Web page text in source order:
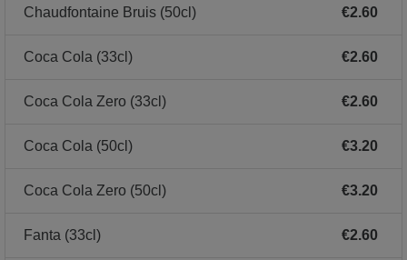
Chaudfontaine Bruis (50cl) €2.60
Coca Cola (33cl) €2.60
Coca Cola Zero (33cl) €2.60
Coca Cola (50cl) €3.20
Coca Cola Zero (50cl) €3.20
Fanta (33cl) €2.60